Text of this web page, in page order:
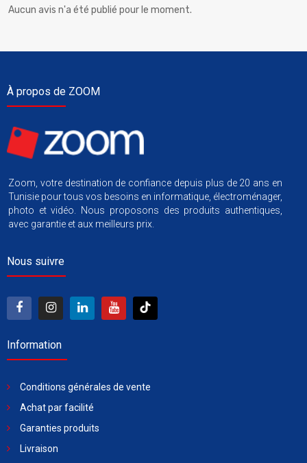
Aucun avis n'a été publié pour le moment.
À propos de ZOOM
Zoom, votre destination de confiance depuis plus de 20 ans en
Tunisie pour tous vos besoins en informatique, électroménager,
photo et vidéo. Nous proposons des produits authentiques,
avec garantie et aux meilleurs prix.
Nous suivre
Information
Conditions générales de vente
Achat par facilité
Garanties produits
Livraison